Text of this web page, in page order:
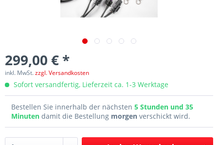
299,00 € *
inkl. MwSt.zzgl. Versandkosten
Sofort versandfertig, Lieferzeit ca. 1-3 Werktage
Bestellen Sie innerhalb der nächsten 5 Stunden und 35
Minuten damit die Bestellung morgen verschickt wird.